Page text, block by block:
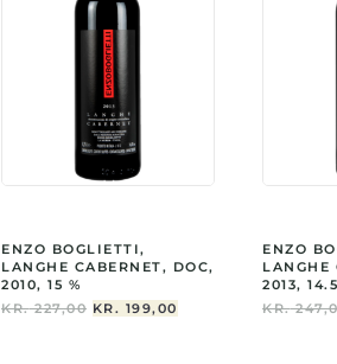
ENZO BOGLIETTI,
LANGHE CABERNET, DOC,
2010, 15 %
KR.227,00 DEN
KR. 199,00
ENZO
LANGHE
2013,
KR.